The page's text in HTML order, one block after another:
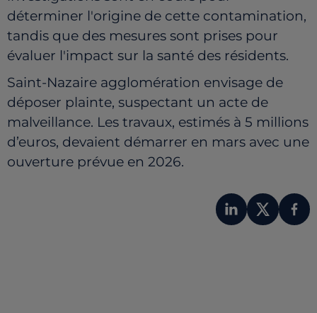
déterminer l'origine de cette contamination,
tandis que des mesures sont prises pour
évaluer l'impact sur la santé des résidents.
Saint-Nazaire agglomération envisage de
déposer plainte, suspectant un acte de
malveillance. Les travaux, estimés à 5 millions
d’euros, devaient démarrer en mars avec une
ouverture prévue en 2026.